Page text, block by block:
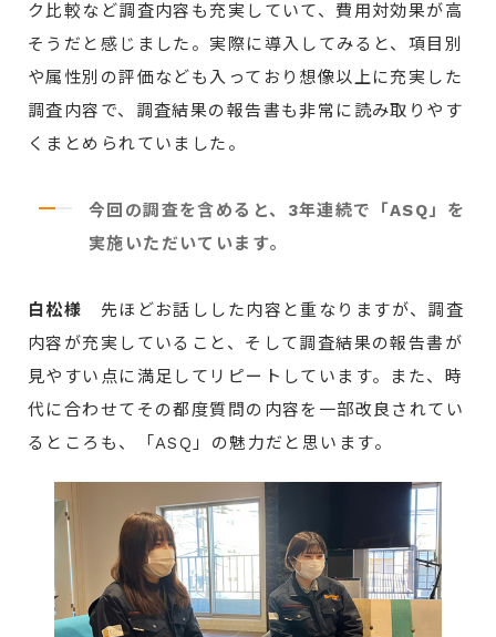
ク比較など調査内容も充実していて、費用対効果が高
そうだと感じました。実際に導入してみると、項目別
や属性別の評価なども入っており想像以上に充実した
調査内容で、調査結果の報告書も非常に読み取りやす
くまとめられていました。
今回の調査を含めると、3年連続で「ASQ」を
実施いただいています。
白松様 先ほどお話しした内容と重なりますが、調査
内容が充実していること、そして調査結果の報告書が
見やすい点に満足してリピートしています。また、時
代に合わせてその都度質問の内容を一部改良されてい
るところも、「ASQ」の魅力だと思います。